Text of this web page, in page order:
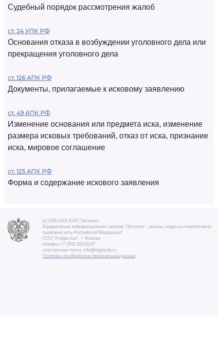
Судебный порядок рассмотрения жалоб
ст. 24 УПК РФ
Основания отказа в возбуждении уголовного дела или
прекращения уголовного дела
ст. 126 АПК РФ
Документы, прилагаемые к исковому заявлению
ст. 49 АПК РФ
Изменение основания или предмета иска, изменение
размера исковых требований, отказ от иска, признание
иска, мировое соглашение
ст. 125 АПК РФ
Форма и содержание искового заявления
(c) 2015-2026 ЮИС Легалакт
Юридическая информационная система "Легалакт - законы, кодексы и нормативно-
правовые акты Российской Федерации"
ООО "Инфра-Бит", г. Москва.
телефон +7 (910) 050-65-67
электронная почта: info@legalacts.ru
Политика по обработке персональных данных